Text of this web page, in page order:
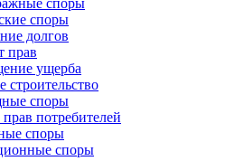
споры
споры
долгов
прав
ущерба
строительство
споры
потребителей
споры
споры